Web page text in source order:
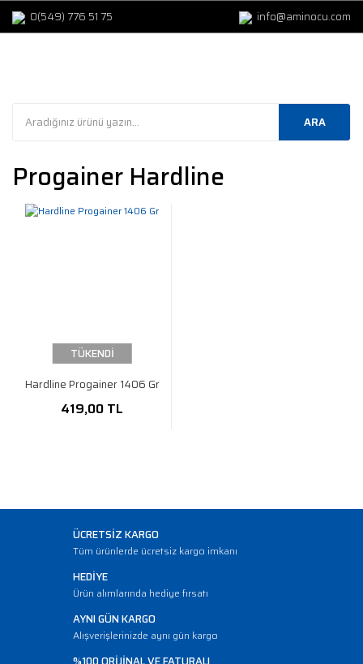
0(549) 776 51 75 info@aminocu.com
ARA
Progainer Hardline
TÜKENDİ
Hardline Progainer 1406 Gr
419,00 TL
ÜCRETSİZ KARGO
Tüm ürünlerde ücretsiz kargo imkanı
HEDİYE
Ürün alımlarında hediye fırsatı
AYNI GÜN KARGO
Alışverişlerinizde aynı gün kargo